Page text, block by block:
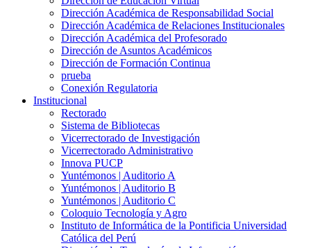
Dirección Académica de Responsabilidad Social
Dirección Académica de Relaciones Institucionales
Dirección Académica del Profesorado
Dirección de Asuntos Académicos
Dirección de Formación Continua
prueba
Conexión Regulatoria
Institucional
Rectorado
Sistema de Bibliotecas
Vicerrectorado de Investigación
Vicerrectorado Administrativo
Innova PUCP
Yuntémonos | Auditorio A
Yuntémonos | Auditorio B
Yuntémonos | Auditorio C
Coloquio Tecnología y Agro
Instituto de Informática de la Pontificia Universidad
Católica del Perú